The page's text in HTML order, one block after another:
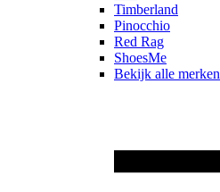
Timberland
Pinocchio
Red Rag
ShoesMe
Bekijk alle merken